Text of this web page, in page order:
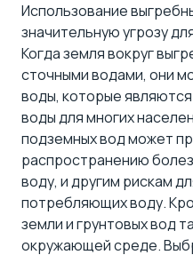
Использование
значительную угрозу
Когда земля вокруг
сточными водами, они
воды, которые
воды для многих
подземных вод может
распространению
воду, и другим рискам
потребляющих воду.
земли и грунтовых вод
окружающей среде.